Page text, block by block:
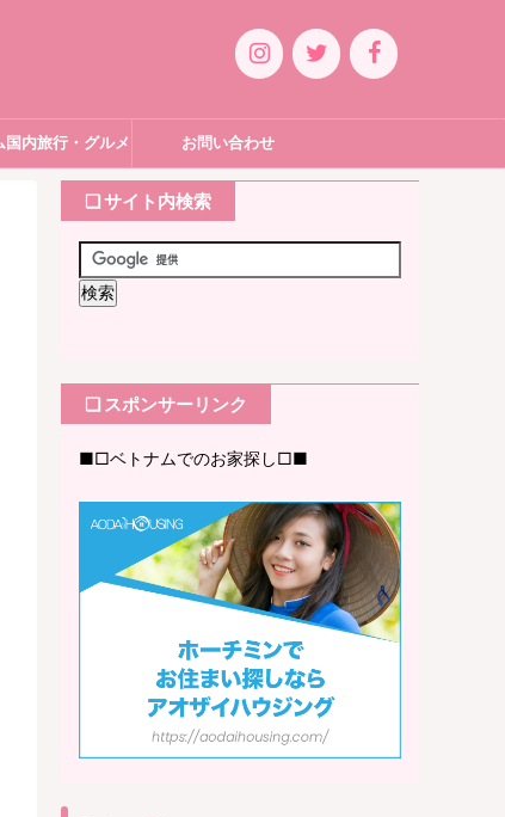
国内旅行・グルメ お問い合わせ
❏ サイト内検索
❏ スポンサーリンク
■□ベトナムでのお家探し□■